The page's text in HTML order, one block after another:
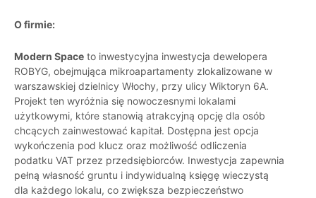
O firmie:
Modern Space to inwestycyjna inwestycja dewelopera
ROBYG, obejmująca mikroapartamenty zlokalizowane w
warszawskiej dzielnicy Włochy, przy ulicy Wiktoryn 6A.
Projekt ten wyróżnia się nowoczesnymi lokalami
użytkowymi, które stanowią atrakcyjną opcję dla osób
chcących zainwestować kapitał. Dostępna jest opcja
wykończenia pod klucz oraz możliwość odliczenia
podatku VAT przez przedsiębiorców. Inwestycja zapewnia
pełną własność gruntu i indywidualną księgę wieczystą
dla każdego lokalu, co zwiększa bezpieczeństwo